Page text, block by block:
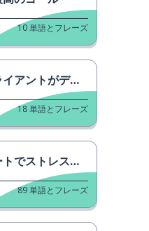
10単語とフレーズ
ンスのテクニックを教える
18単語とフレーズ
ストレスと戦う
89単語とフレーズ